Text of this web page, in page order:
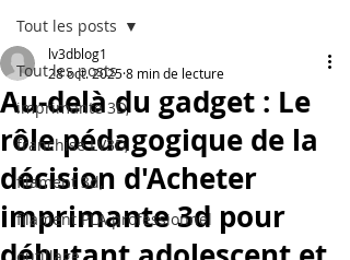
Tout les posts
imprimante 3D,
franchise LV3D,
filament 3d,
filament PLA professionnel
Tout les posts
Au-delà du gadget : Le
rôle pédagogique de la
décision d'Acheter
imprimante 3d pour
lv3dblog1
28 oct. 20258 min de lecture